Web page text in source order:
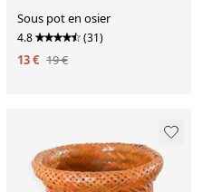
Sous pot en osier
4.8 (31)
13 € 19 €